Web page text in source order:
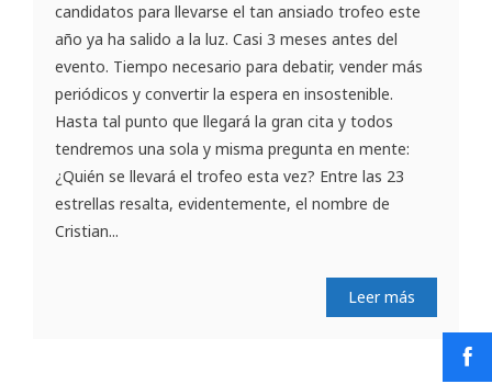
candidatos para llevarse el tan ansiado trofeo este
año ya ha salido a la luz. Casi 3 meses antes del
evento. Tiempo necesario para debatir, vender más
periódicos y convertir la espera en insostenible.
Hasta tal punto que llegará la gran cita y todos
tendremos una sola y misma pregunta en mente:
¿Quién se llevará el trofeo esta vez? Entre las 23
estrellas resalta, evidentemente, el nombre de
Cristian...
Leer más